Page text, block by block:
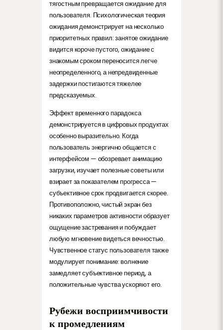
тягостным превращается ожидание для
пользователя. Психологическая теория
ожидания демонстрирует на несколько
приоритетных правил: занятое ожидание
видится короче пустого, ожидание с
знакомым сроком переносится легче
неопределенного, а непредвиденные
задержки постигаются тяжелее
предсказуемых.
Эффект временного парадокса
демонстрируется в цифровых продуктах
особенно выразительно. Когда
пользователь энергично общается с
интерфейсом — обозревает анимацию
загрузки, изучает полезные советы или
взирает за показателем прогресса —
субъективное срок продвигается скорее.
Противоположно, чистый экран без
никаких параметров активности образует
ощущение застревания и побуждает
любую мгновение видеться вечностью.
Чувственное статус пользователя также
модулирует понимание: волнение
замедляет субъективное период, а
положительные чувства ускоряют его.
Рубежи восприимчивости
к промедлениям